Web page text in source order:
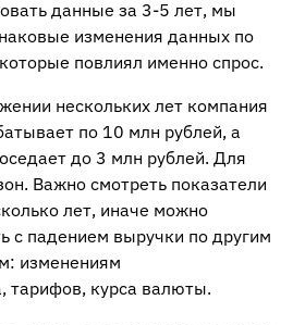
данные за 3-5 лет, мы
изменения данных по
повлиял именно спрос.
нескольких лет компания
по 10 млн рублей, а
до 3 млн рублей. Для
Важно смотреть показатели
лет, иначе можно
с падением выручки по другим
изменениям
тарифов, курса валюты.